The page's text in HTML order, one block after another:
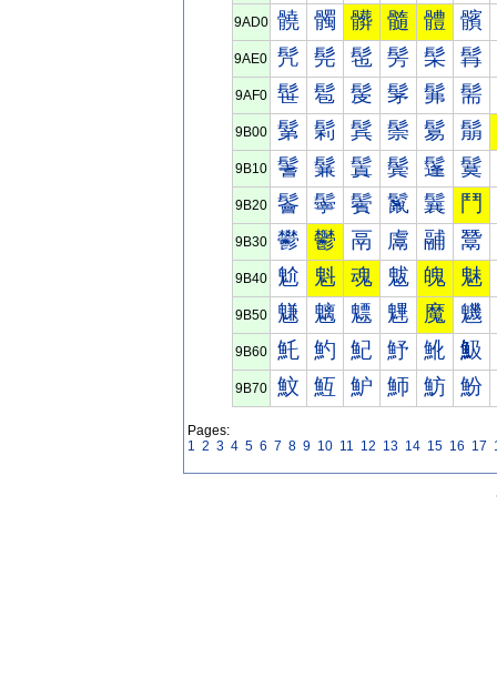
9AD0 髐 髑 髒 髓 體 髕
9AE0 髠 髡 髢 髣 髤 髥
9AF0 髰 髱 髲 髳 髴 髵
9B00 鬀 鬁 鬂 鬃 鬄 鬅
9B10 鬐 鬑 鬒 鬓 鬔 鬕
9B20 鬠 鬡 鬢 鬣 鬤 鬥
9B30 鬰 鬱 鬲 鬳 鬴 鬵
9B40 魀 魁 魂 魃 魄 魅
9B50 魐 魑 魒 魓 魔 魕
9B60 魠 魡 魢 魣 魤 魥
9B70 魰 魱 魲 魳 魴 魵
Pages:
1 2 3 4 5 6 7 8 9 10 11 12 13 14 15 16 17